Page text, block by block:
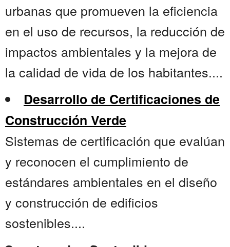
urbanas que promueven la eficiencia
en el uso de recursos, la reducción de
impactos ambientales y la mejora de
la calidad de vida de los habitantes....
Desarrollo de Certificaciones de
Construcción Verde
Sistemas de certificación que evalúan
y reconocen el cumplimiento de
estándares ambientales en el diseño
y construcción de edificios
sostenibles....